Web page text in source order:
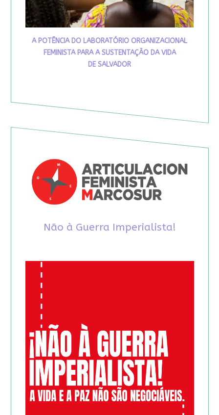
A POTÊNCIA DO LABORATÓRIO ORGANIZACIONAL
FEMINISTA PARA A SUSTENTAÇÃO DA VIDA
DE SALVADOR
Não à Guerra Imperialista!